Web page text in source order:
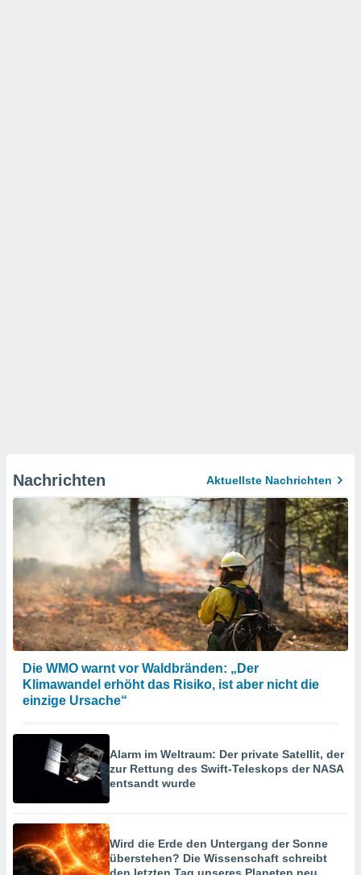
Nachrichten Aktuellste Nachrichten
Die WMO warnt vor Waldbränden: „Der
Klimawandel erhöht das Risiko, ist aber nicht die
einzige Ursache“
Alarm im Weltraum: Der private Satellit, der
zur Rettung des Swift-Teleskops der NASA
entsandt wurde
Wird die Erde den Untergang der Sonne
überstehen? Die Wissenschaft schreibt